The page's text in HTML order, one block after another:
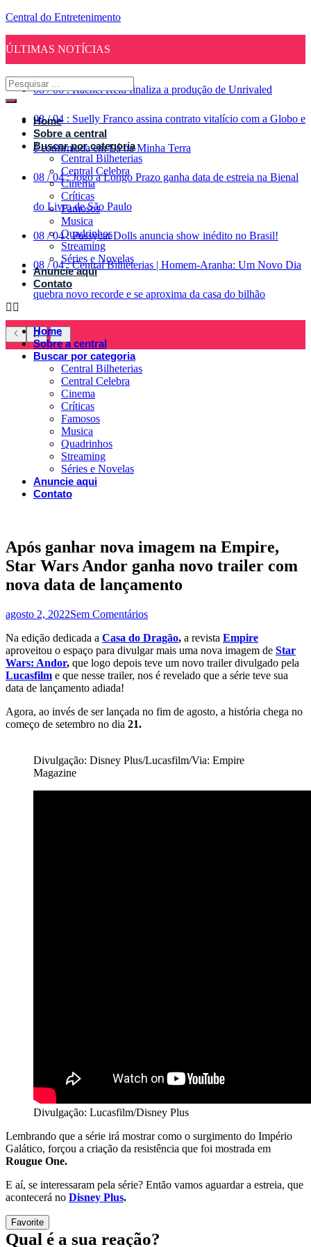
Central do Entretenimento
ÚLTIMAS NOTÍCIAS
08 / 06 : Rachel Reid finaliza a produção de Unrivaled
08 / 04 : Suelly Franco assina contrato vitalício com a Globo e
é confirmada em Lá na Minha Terra
08 / 04 : Jogo a Longo Prazo ganha data de estreia na Bienal
do Livro de São Paulo
08 / 04 : Pussycat Dolls anuncia show inédito no Brasil!
08 / 04 : Central Bilheterias | Homem-Aranha: Um Novo Dia
quebra novo recorde e se aproxima da casa do bilhão
Home
Sobre a central
Buscar por categoria
Central Bilheterias
Central Celebra
Cinema
Críticas
Famosos
Musica
Quadrinhos
Streaming
Séries e Novelas
Anuncie aqui
Contato
Home
Sobre a central
Buscar por categoria
Central Bilheterias
Central Celebra
Cinema
Críticas
Famosos
Musica
Quadrinhos
Streaming
Séries e Novelas
Anuncie aqui
Contato
Após ganhar nova imagem na Empire,
Star Wars Andor ganha novo trailer com
nova data de lançamento
agosto 2, 2022Sem Comentários
Na edição dedicada a Casa do Dragão, a revista Empire
aproveitou o espaço para divulgar mais uma nova imagem de Star
Wars: Andor, que logo depois teve um novo trailer divulgado pela
Lucasfilm e que nesse trailer, nos é revelado que a série teve sua
data de lançamento adiada!
Agora, ao invés de ser lançada no fim de agosto, a história chega no
começo de setembro no dia 21.
Divulgação: Disney Plus/Lucasfilm/Via: Empire
Magazine
Divulgação: Lucasfilm/Disney Plus
Lembrando que a série irá mostrar como o surgimento do Império
Galático, forçou a criação da resistência que foi mostrada em
Rougue One.
E aí, se interessaram pela série? Então vamos aguardar a estreia, que
acontecerá no Disney Plus.
Favorite
Qual é a sua reação?